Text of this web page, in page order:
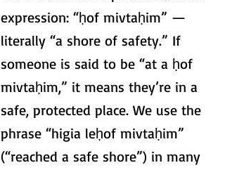
expression: “ḥof mivtaḥim” —
literally “a shore of safety.” If
someone is said to be “at a ḥof
mivtaḥim,” it means they’re in a
safe, protected place. We use the
phrase “higia leḥof mivtaḥim”
(“reached a safe shore”) in many